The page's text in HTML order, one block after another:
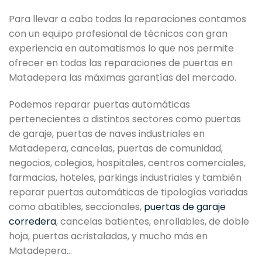
Para llevar a cabo todas la reparaciones contamos
con un equipo profesional de técnicos con gran
experiencia en automatismos lo que nos permite
ofrecer en todas las reparaciones de puertas en
Matadepera las máximas garantías del mercado.
Podemos reparar puertas automáticas
pertenecientes a distintos sectores como puertas
de garaje, puertas de naves industriales en
Matadepera, cancelas, puertas de comunidad,
negocios, colegios, hospitales, centros comerciales,
farmacias, hoteles, parkings industriales y también
reparar puertas automáticas de tipologías variadas
como abatibles, seccionales, puertas de garaje
corredera, cancelas batientes, enrollables, de doble
hoja, puertas acristaladas, y mucho más en
Matadepera…